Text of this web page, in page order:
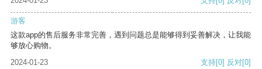
游客
这款app的售后服务非常完善，遇到问题总是能够得到妥善解决，让我能
够放心购物。
2024-01-23
支持[0] 反对[0]